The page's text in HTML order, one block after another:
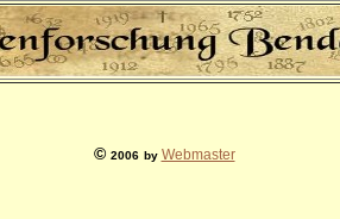
© 2006 by Webmaster